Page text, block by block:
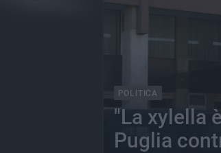
POLITICA
"La xylella
Puglia